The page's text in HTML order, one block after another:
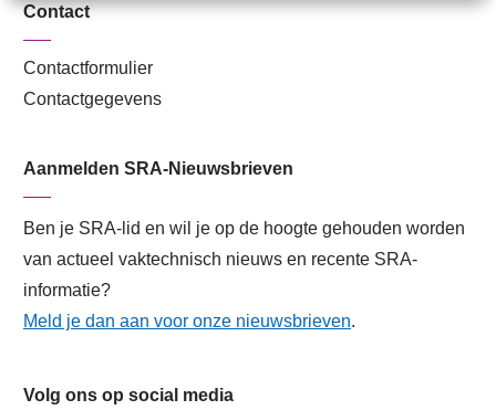
Contact
Contactformulier
Contactgegevens
Aanmelden SRA-Nieuwsbrieven
Ben je SRA-lid en wil je op de hoogte gehouden worden
van actueel vaktechnisch nieuws en recente SRA-
informatie?
Meld je dan aan voor onze nieuwsbrieven.
Volg ons op social media